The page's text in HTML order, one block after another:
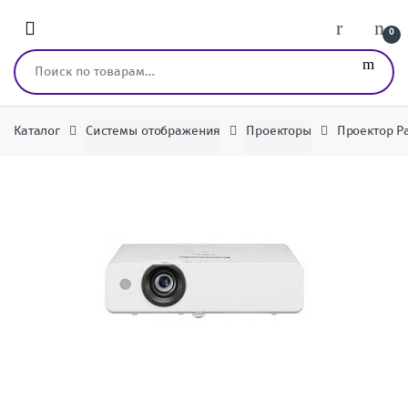
0
Искать:
Каталог Системы отображения Проекторы Проектор